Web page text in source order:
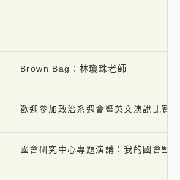
Brown Bag︰林瓊珠老師
歡迎參加政治系週會暨英文演說比賽
國會研究中心專題演講：我的國會監